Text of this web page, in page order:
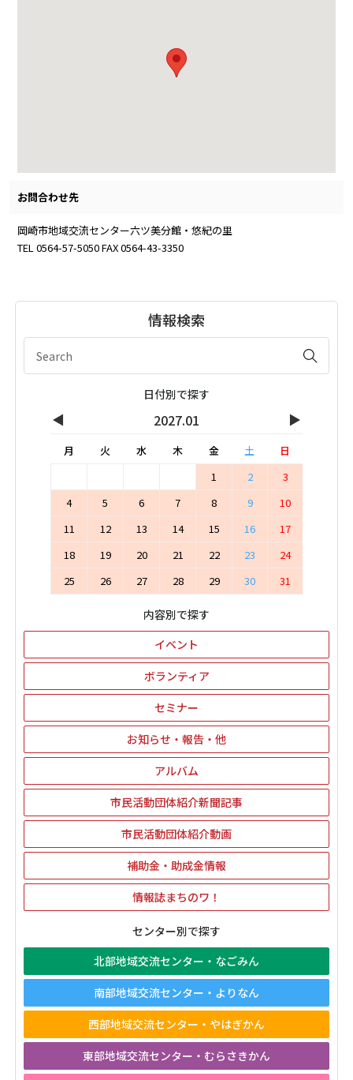
お問合わせ先
岡崎市地域交流センター六ツ美分館・悠紀の里
TEL 0564-57-5050 FAX 0564-43-3350
情報検索
日付別で探す
◀ 2027.01 ▶
月 火 水 木 金 土
日
1
2
3
4
5 6 7 8 9
10
11
12 13 14 15 16
17
18
19 20 21 22 23
24
25
26 27 28 29 30 31
内容別で探す
イベント
ボランティア
セミナー
お知らせ・報告・他
アルバム
市民活動団体紹介新聞記事
市民活動団体紹介動画
補助金・助成金情報
情報誌まちのワ！
センター別で探す
北部地域交流センター・なごみん
南部地域交流センター・よりなん
西部地域交流センター・やはぎかん
東部地域交流センター・むらさきかん